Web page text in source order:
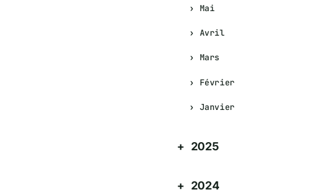
Mai
Avril
Mars
Février
Janvier
2025
2024